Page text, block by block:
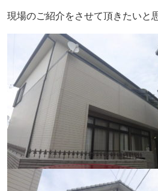
現場のご紹介をさせて頂きたいと